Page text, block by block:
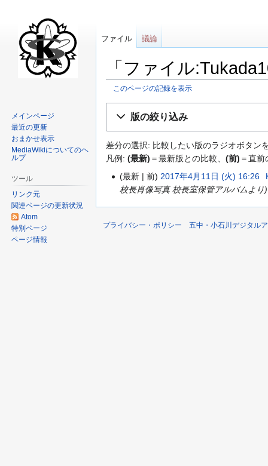
「ファイル
このページの記録を表示
ー
シ
ョ
動
移
動
版の絞り込み
差分の選択: 比較したい版のラジオボタン
凡例: (最新) ＝最新版との比較、 (前) ＝直
最新
前 2017年4月11日 (火) 16:26
校長肖像写真 校長室保管アルバムより
ファイル 議論
メインページ
最近の更新
おまかせ表示
MediaWikiについてのヘ
ルプ
ツール
リンク元
関連ページの更新状況
Atom
特別ページ
ページ情報
プライバシー・ポリシー 五中・小石川デジタル